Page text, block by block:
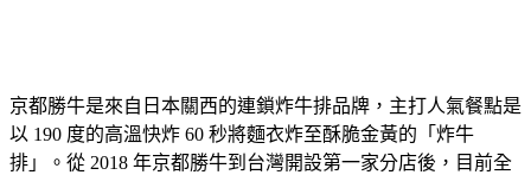
京都勝牛是來自日本關西的連鎖炸牛排品牌，主打人氣餐點是
以 190 度的高溫快炸 60 秒將麵衣炸至酥脆金黃的「炸牛
排」。從 2018 年京都勝牛到台灣開設第一家分店後，目前全